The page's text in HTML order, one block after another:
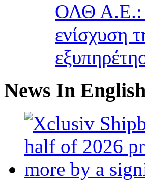
ΟΛΘ Α.Ε.:
ενίσχυση
News In